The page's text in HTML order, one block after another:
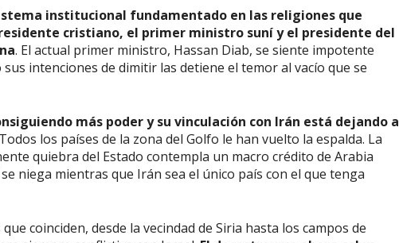
institucional fundamentado en las religiones que
cristiano, el primer ministro suní y el presidente del
. El actual primer ministro, Hassan Diab, se siente impotente
intenciones de dimitir las detiene el temor al vacío que se
más poder y su vinculación con Irán está dejando a
los países de la zona del Golfo le han vuelto la espalda. La
quiebra del Estado contempla un macro crédito de Arabia
niega mientras que Irán sea el único país con el que tenga
coinciden, desde la vecindad de Siria hasta los campos de